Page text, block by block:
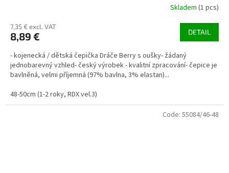
Skladem (1 pcs)
7,35 € excl. VAT
8,89 € DETAIL
- kojenecká / dětská čepička Dráče Berry s oušky- žádaný
jednobarevný vzhled- český výrobek - kvalitní zpracování- čepice je
bavlněná, velmi příjemná (97% bavlna, 3% elastan)...
48-50cm (1-2 roky, RDX vel.3)
Code: 55084/46-48